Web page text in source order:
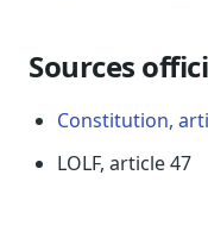
Sources
Constitution,
LOLF, article 47